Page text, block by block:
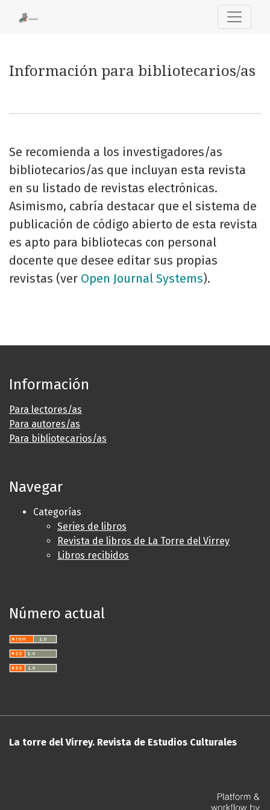
Información para bibliotecarios/as
Se recomienda a los investigadores/as
bibliotecarios/as que incluyan esta revista
en su listado de revistas electrónicas.
Asimismo, cabría destacar que el sistema de
publicación de código abierto de esta revista
es apto para bibliotecas con personal
docente que desee editar sus propias
revistas (ver Open Journal Systems).
Información
Para lectores/as
Para autores/as
Para bibliotecarios/as
Navegar
Categorías
Series de libros
Revista de libros de La Torre del Virrey
Libros recibidos
Número actual
La torre del Virrey. Revista de Estudios Culturales